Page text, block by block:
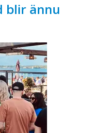
blir ännu